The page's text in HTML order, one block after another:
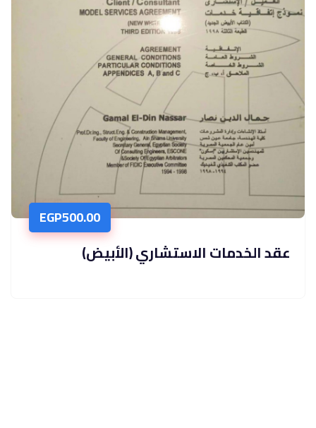
EGP500.00
عقد الخدمات الاستشاري (الأبيض)